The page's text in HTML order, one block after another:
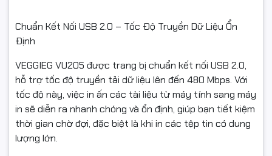
Chuẩn Kết Nối USB 2.0 – Tốc Độ Truyền Dữ Liệu Ổn
Định
VEGGIEG VU205 được trang bị chuẩn kết nối USB 2.0,
hỗ trợ tốc độ truyền tải dữ liệu lên đến 480 Mbps. Với
tốc độ này, việc in ấn các tài liệu từ máy tính sang máy
in sẽ diễn ra nhanh chóng và ổn định, giúp bạn tiết kiệm
thời gian chờ đợi, đặc biệt là khi in các tệp tin có dung
lượng lớn.